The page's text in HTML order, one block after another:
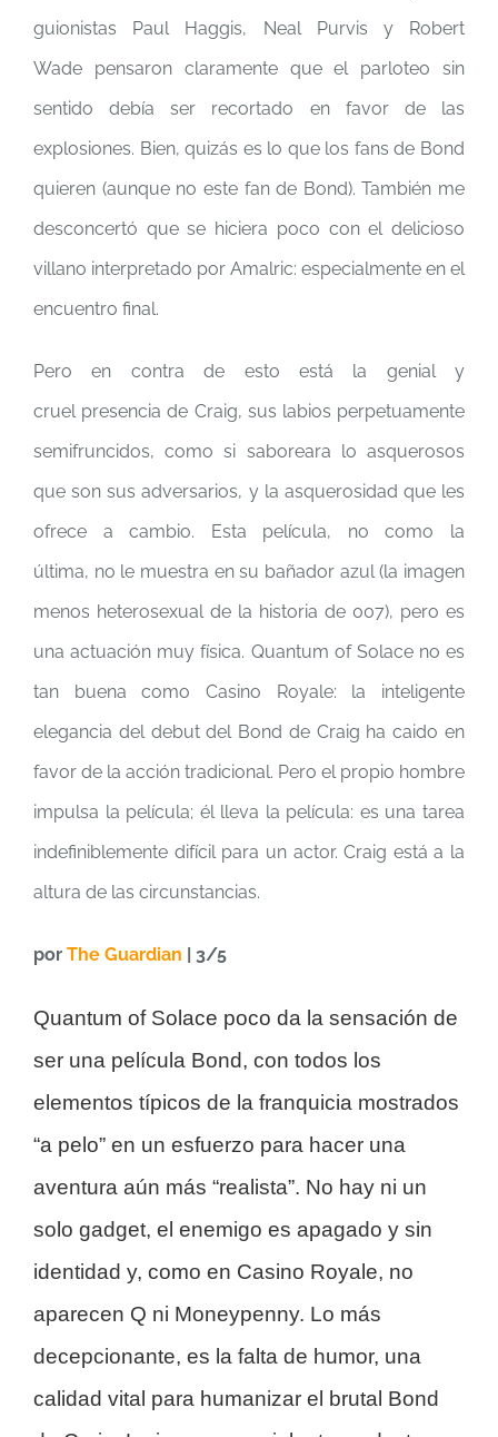
guionistas Paul Haggis, Neal Purvis y Robert
Wade pensaron claramente que el parloteo sin
sentido debía ser recortado en favor de las
explosiones. Bien, quizás es lo que los fans de Bond
quieren (aunque no este fan de Bond). También me
desconcertó que se hiciera poco con el delicioso
villano interpretado por Amalric: especialmente en el
encuentro final.
Pero en contra de esto está la genial y
cruel presencia de Craig, sus labios perpetuamente
semifruncidos, como si saboreara lo asquerosos
que son sus adversarios, y la asquerosidad que les
ofrece a cambio. Esta película, no como la
última, no le muestra en su bañador azul (la imagen
menos heterosexual de la historia de 007), pero es
una actuación muy física. Quantum of Solace no es
tan buena como Casino Royale: la inteligente
elegancia del debut del Bond de Craig ha caido en
favor de la acción tradicional. Pero el propio hombre
impulsa la película; él lleva la película: es una tarea
indefiniblemente difícil para un actor. Craig está a la
altura de las circunstancias.
por The Guardian | 3/5
Quantum of Solace poco da la sensación de
ser una película Bond, con todos los
elementos típicos de la franquicia mostrados
“a pelo” en un esfuerzo para hacer una
aventura aún más “realista”. No hay ni un
solo gadget, el enemigo es apagado y sin
identidad y, como en Casino Royale, no
aparecen Q ni Moneypenny. Lo más
decepcionante, es la falta de humor, una
calidad vital para humanizar el brutal Bond